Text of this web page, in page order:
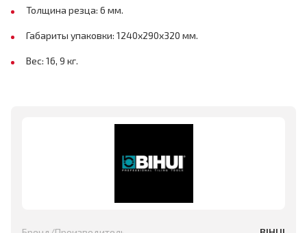
Толщина резца: 6 мм.
Габариты упаковки: 1240х290х320 мм.
Вес: 16, 9 кг.